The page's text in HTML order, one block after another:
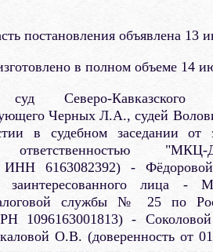
постановления объявлена 13
в полном объеме 14
суд Северо-
Черных Л.А., судей
в судебном заседании от
ответственностью
ИНН 6163082392) -
заинтересованного лица -
службы № 25 по
1096163001813) -
О.В. (доверенность от